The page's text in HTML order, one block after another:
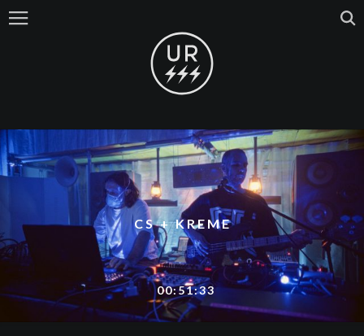
CS + KREME
00:51:33